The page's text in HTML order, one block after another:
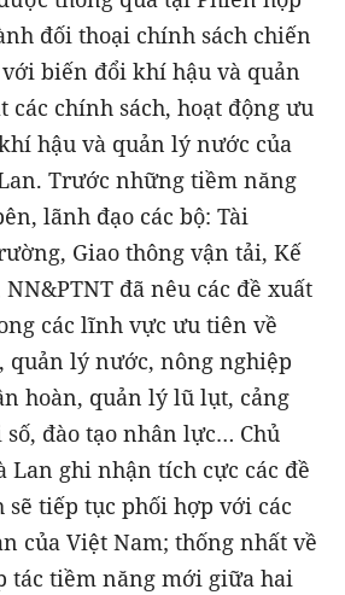
đối thoại chính sách chiến
biến đổi khí hậu và quản
các chính sách, hoạt động ưu
hậu và quản lý nước của
Trước những tiềm năng
lãnh đạo các bộ: Tài
Giao thông vận tải, Kế
đã nêu các đề xuất
các lĩnh vực ưu tiên về
quản lý nước, nông nghiệp
hoàn, quản lý lũ lụt, cảng
đào tạo nhân lực… Chủ
Lan ghi nhận tích cực các đề
tiếp tục phối hợp với các
của Việt Nam; thống nhất về
tác tiềm năng mới giữa hai